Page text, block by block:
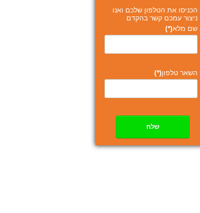
הכניסו את הטלפון שלכם ואנו
ניצור עמכם קשר בהקדם
שם מלא(*)
השאר טלפון(*)
שלח